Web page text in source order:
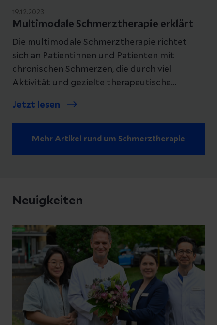
19.12.2023
Multimodale Schmerztherapie erklärt
Die multimodale Schmerztherapie richtet
sich an Patientinnen und Patienten mit
chronischen Schmerzen, die durch viel
Aktivität und gezielte therapeutische
Schmerzerleben zu verringern und ihre
Lebensqualität zu verbessern. Wie
funktioniert sie?
Jetzt lesen
Mehr Artikel rund um Schmerztherapie
Neuigkeiten